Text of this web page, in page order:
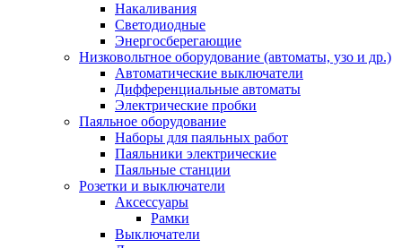
Накаливания
Светодиодные
Энергосберегающие
Низковольтное оборудование (автоматы, узо и др.)
Автоматические выключатели
Дифференциальные автоматы
Электрические пробки
Паяльное оборудование
Наборы для паяльных работ
Паяльники электрические
Паяльные станции
Розетки и выключатели
Аксессуары
Рамки
Выключатели